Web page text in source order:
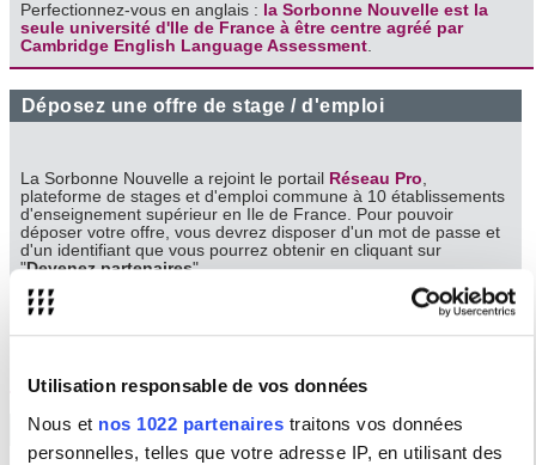
Utilisation responsable de vos données
Nous et nos 1022 partenaires traitons vos données
personnelles, telles que votre adresse IP, en utilisant des
Perfectionnez-vous en anglais : la Sorbonne Nouvelle est la
seule université d'Ile de France à être centre agréé par
Cambridge English Language Assessment.
Déposez une offre de stage / d'emploi
La Sorbonne Nouvelle a rejoint le portail Réseau Pro,
plateforme de stages et d'emploi commune à 10 établissements
d'enseignement supérieur en Ile de France. Pour pouvoir
déposer votre offre, vous devrez disposer d'un mot de passe et
d'un identifiant que vous pourrez obtenir en cliquant sur
"Devenez partenaires".
N'hésitez pas à consulter le
pour vous aider à compléter
Collaborer avec la recherche